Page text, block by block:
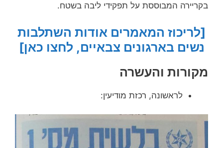
בקריירה המבוססת על תפקידי ליבה בשטח.
[לריכוז המאמרים אודות השתלבות
נשים בארגונים צבאיים, לחצו כאן]
מקורות והעשרה
לראשונה, רכזת מודיעין: